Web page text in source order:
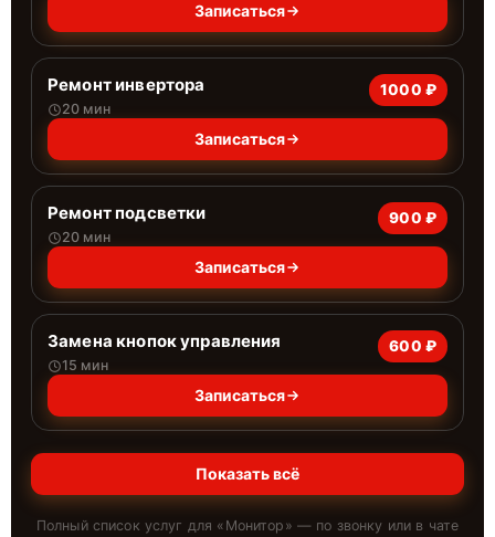
Записаться
Ремонт инвертора
20 мин
1000 ₽
Записаться
Ремонт подсветки
20 мин
900 ₽
Записаться
Замена кнопок управления
15 мин
600 ₽
Записаться
Показать всё
Полный список услуг для « Монитор » — по звонку или в чате